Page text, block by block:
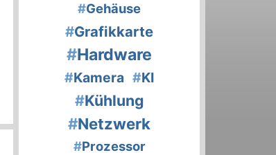
#Gehäuse
#Grafikkarte
#Hardware
#Kamera #KI
#Kühlung
#Netzwerk
#Prozessor